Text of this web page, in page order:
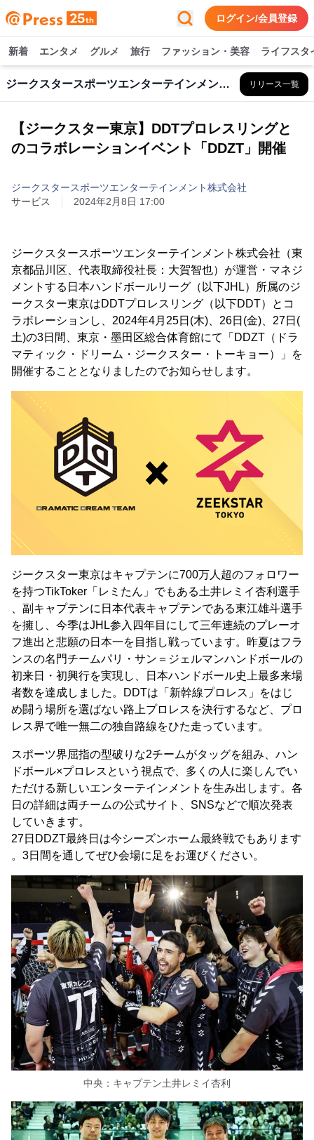
ログイン/会員登録
新着 エンタメ グルメ 旅行 ファッション・美容 ライフスタ
ジークスタースポーツエンターテインメント株式会社 リリース一覧
【ジークスター東京】DDTプロレスリングと
のコラボレーションイベント「DDZT」開催
ジークスタースポーツエンターテインメント株式会社
サービス
2024年2月8日 17:00
ジークスタースポーツエンターテインメント株式会社（東
京都品川区、代表取締役社長：大賀智也）が運営・マネジ
メントする日本ハンドボールリーグ（以下JHL）所属のジ
ークスター東京はDDTプロレスリング（以下DDT）とコ
ラボレーションし、2024年4月25日(木)、26日(金)、27日(
土)の3日間、東京・墨田区総合体育館にて「DDZT（ドラ
マティック・ドリーム・ジークスター・トーキョー）」を
開催することとなりましたのでお知らせします。
ジークスター東京はキャプテンに700万人超のフォロワー
を持つTikToker「レミたん」でもある土井レミイ杏利選手
、副キャプテンに日本代表キャプテンである東江雄斗選手
を擁し、今季はJHL参入四年目にして三年連続のプレーオ
フ進出と悲願の日本一を目指し戦っています。昨夏はフラ
ンスの名門チームパリ・サン＝ジェルマンハンドボールの
初来日・初興行を実現し、日本ハンドボール史上最多来場
者数を達成しました。DDTは「新幹線プロレス」をはじ
め闘う場所を選ばない路上プロレスを決行するなど、プロ
レス界で唯一無二の独自路線をひた走っています。
スポーツ界屈指の型破りな2チームがタッグを組み、ハン
ドボール×プロレスという視点で、多くの人に楽しんでい
ただける新しいエンターテインメントを生み出します。各
日の詳細は両チームの公式サイト、SNSなどで順次発表
していきます。
27日DDZT最終日は今シーズンホーム最終戦でもあります
。3日間を通してぜひ会場に足をお運びください。
中央：キャプテン土井レミイ杏利